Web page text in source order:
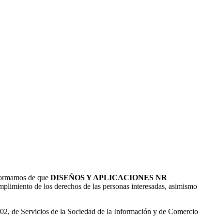
de que DISEÑOS Y APLICACIONES NR
de los derechos de las personas interesadas, asimismo
de Servicios de la Sociedad de la Información y de Comercio